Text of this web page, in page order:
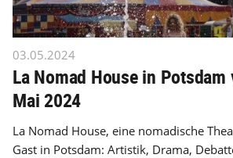
03.05.2024
La Nomad House in
Mai 2024
La Nomad House, eine nomadische
Gast in Potsdam: Artistik, Drama,